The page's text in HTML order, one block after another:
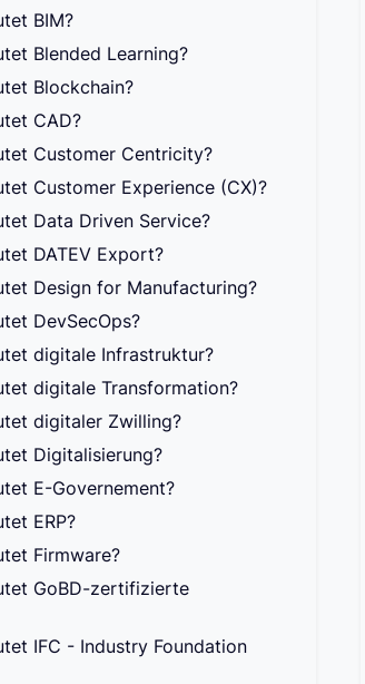
BIM?
Blended Learning?
Blockchain?
CAD?
Customer Centricity?
Customer Experience (CX)?
Data Driven Service?
DATEV Export?
Design for Manufacturing?
DevSecOps?
digitale Infrastruktur?
digitale Transformation?
digitaler Zwilling?
Digitalisierung?
E-Governement?
ERP?
Firmware?
GoBD-zertifizierte
IFC - Industry Foundation